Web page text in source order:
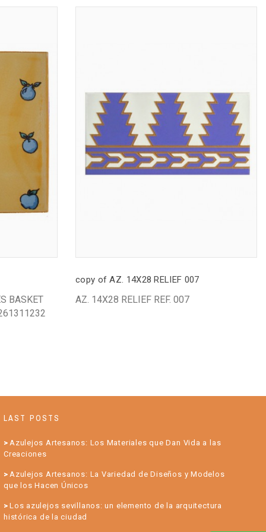
BASKET
copy of AZ. 14X28 RELIEF 007
AZ. 14X28 RELIEF REF. 007
LAST POSTS
Azulejos Artesanos: Los Materiales que Dan Vida a las
Creaciones
Azulejos Artesanos: La Variedad de Diseños y Modelos
que los Hacen Únicos
Los azulejos sevillanos: un elemento de la arquitectura
histórica de la ciudad